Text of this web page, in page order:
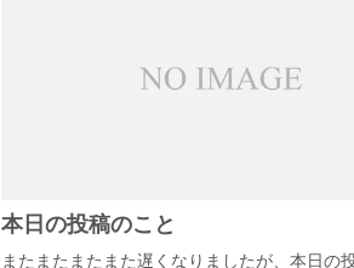
本日の投稿のこと
またまたまたまた遅くなりましたが、本日の